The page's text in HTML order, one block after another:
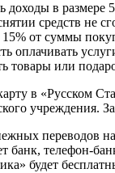
в размере
средств не
от суммы
оплачивать
товары или
в «Русском
учреждения.
переводов
банк, телефон-
будет